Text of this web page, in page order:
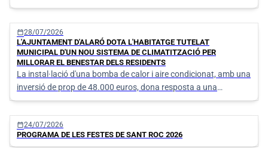
possible la transformació d'aquest espai en un nou punt de
trobada per als veïns i veïnes
calendar_today28/07/2026
L'AJUNTAMENT D'ALARÓ DOTA L'HABITATGE TUTELAT
MUNICIPAL D'UN NOU SISTEMA DE CLIMATITZACIÓ PER
MILLORAR EL BENESTAR DELS RESIDENTS
La instal·lació d'una bomba de calor i aire condicionat, amb una
inversió de prop de 48.000 euros, dona resposta a una
necessitat pendent des de la posada en marxa del servei
calendar_today24/07/2026
PROGRAMA DE LES FESTES DE SANT ROC 2026